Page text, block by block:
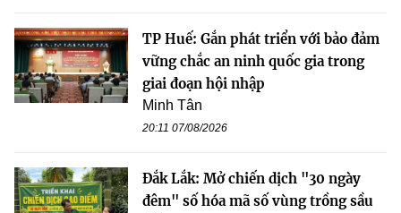
TP Huế: Gắn phát triển với bảo đảm
vững chắc an ninh quốc gia trong
giai đoạn hội nhập
Minh Tân
20:11 07/08/2026
Đắk Lắk: Mở chiến dịch "30 ngày
đêm" số hóa mã số vùng trồng sầu